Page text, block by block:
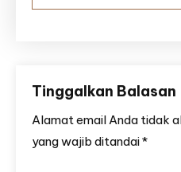
Tinggalkan Balasan
Alamat email Anda tidak
yang wajib ditandai*